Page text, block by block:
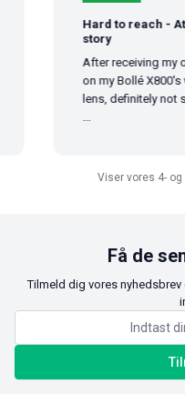
Hard to reach - At
story
After receiving my
on my Bollé X800's
lens, definitely not
Viser vores 4-
Få de
Tilmeld dig vores